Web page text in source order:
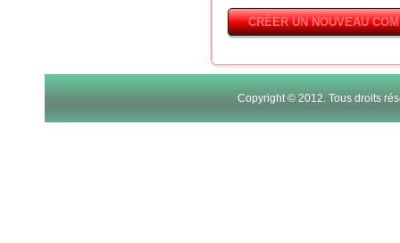
Copyright © 2012. Tous droits